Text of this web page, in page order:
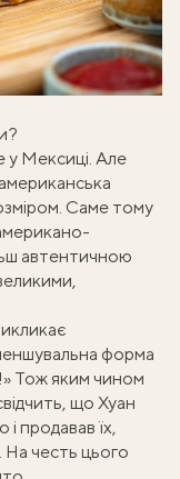
у Мексиці. Але
Саме тому
автентичною
форма
Тож яким чином
що Хуан
і продавав їх,
На честь цього